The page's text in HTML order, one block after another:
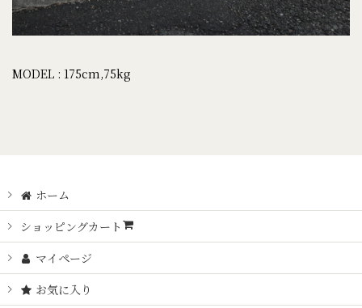
MODEL : 175cm,75kg
ホーム
ショッピングカート
マイページ
お気に入り